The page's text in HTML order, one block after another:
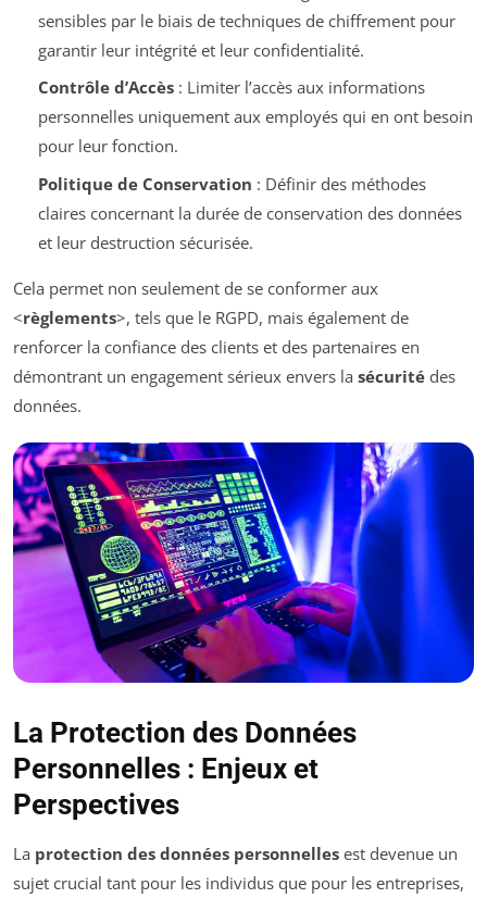
sensibles par le biais de techniques de chiffrement pour
garantir leur intégrité et leur confidentialité.
Contrôle d’Accès: Limiter l’accès aux informations
personnelles uniquement aux employés qui en ont besoin
pour leur fonction.
Politique de Conservation : Définir des méthodes
claires concernant la durée de conservation des données
et leur destruction sécurisée.
Cela permet non seulement de se conformer aux
<règlements>, tels que le RGPD, mais également de
renforcer la confiance des clients et des partenaires en
démontrant un engagement sérieux envers la sécurité des
données.
La Protection des Données
Personnelles : Enjeux et
Perspectives
La protection des données personnelles est devenue un
sujet crucial tant pour les individus que pour les entreprises,